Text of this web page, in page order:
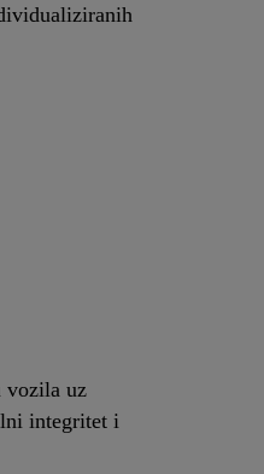
vozila uz
integritet i